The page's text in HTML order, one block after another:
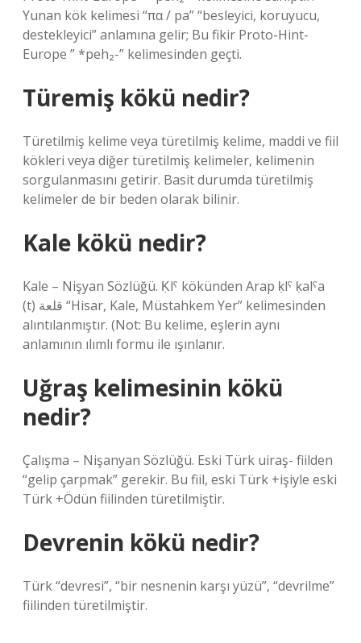
Yunan kök kelimesi “πα / pa” “besleyici, koruyucu,
destekleyici” anlamına gelir; Bu fikir Proto-Hint-
Europe ” *peh₂-” kelimesinden geçti.
Türemiş kökü nedir?
Türetilmiş kelime veya türetilmiş kelime, maddi ve fiil
kökleri veya diğer türetilmiş kelimeler, kelimenin
sorgulanmasını getirir. Basit durumda türetilmiş
kelimeler de bir beden olarak bilinir.
Kale kökü nedir?
Kale – Nişyan Sözlüğü. Ḳlˁ kökünden Arap ḳlˁ ḳalˁa
(t) قلعة “Hisar, Kale, Müstahkem Yer” kelimesinden
alıntılanmıştır. (Not: Bu kelime, eşlerin aynı
anlamının ılımlı formu ile ışınlanır.
Uğraş kelimesinin kökü
nedir?
Çalışma – Nişanyan Sözlüğü. Eski Türk uiraş- fiilden
“gelip çarpmak” gerekir. Bu fiil, eski Türk +işiyle eski
Türk +Ödün fiilinden türetilmiştir.
Devrenin kökü nedir?
Türk “devresi”, “bir nesnenin karşı yüzü”, “devrilme”
fiilinden türetilmiştir.